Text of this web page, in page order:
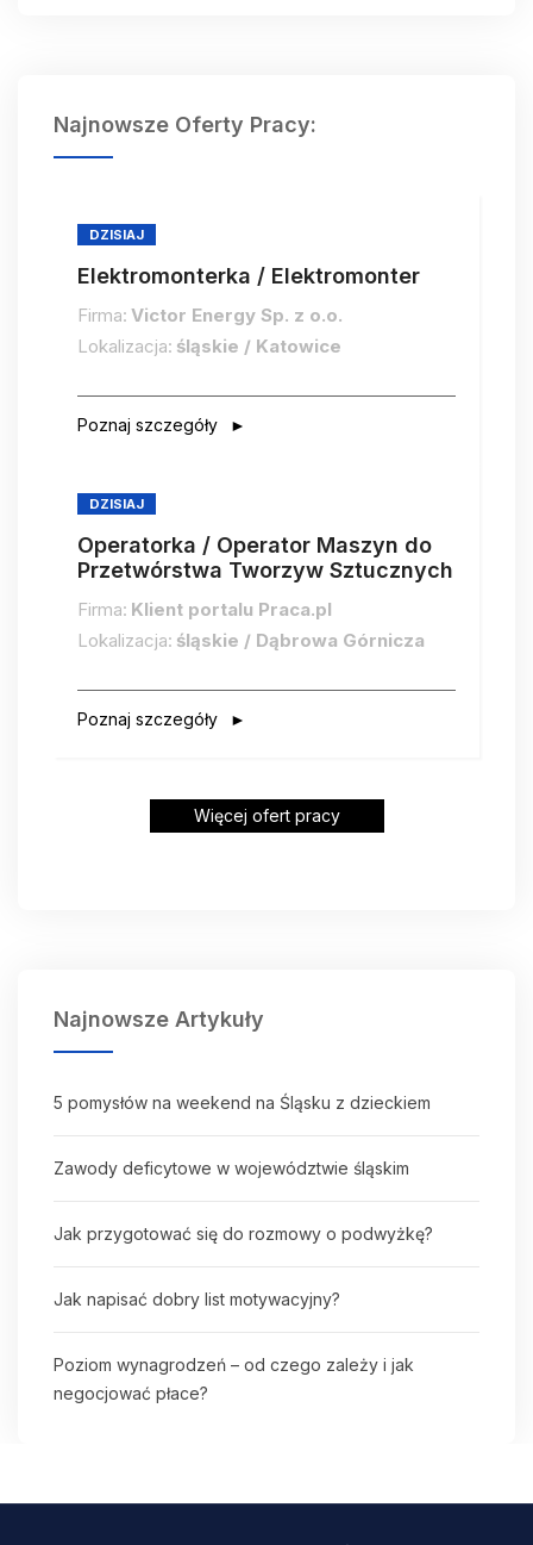
Najnowsze Oferty Pracy:
DZISIAJ
Elektromonterka / Elektromonter
Firma: Victor Energy Sp. z o.o.
Lokalizacja: śląskie / Katowice
Poznaj szczegóły
DZISIAJ
Operatorka / Operator Maszyn do
Przetwórstwa Tworzyw Sztucznych
Firma: Klient portalu Praca.pl
Lokalizacja: śląskie / Dąbrowa Górnicza
Poznaj szczegóły
Więcej ofert pracy
Najnowsze Artykuły
5 pomysłów na weekend na Śląsku z dzieckiem
Zawody deficytowe w województwie śląskim
Jak przygotować się do rozmowy o podwyżkę?
Jak napisać dobry list motywacyjny?
Poziom wynagrodzeń – od czego zależy i jak
negocjować płace?